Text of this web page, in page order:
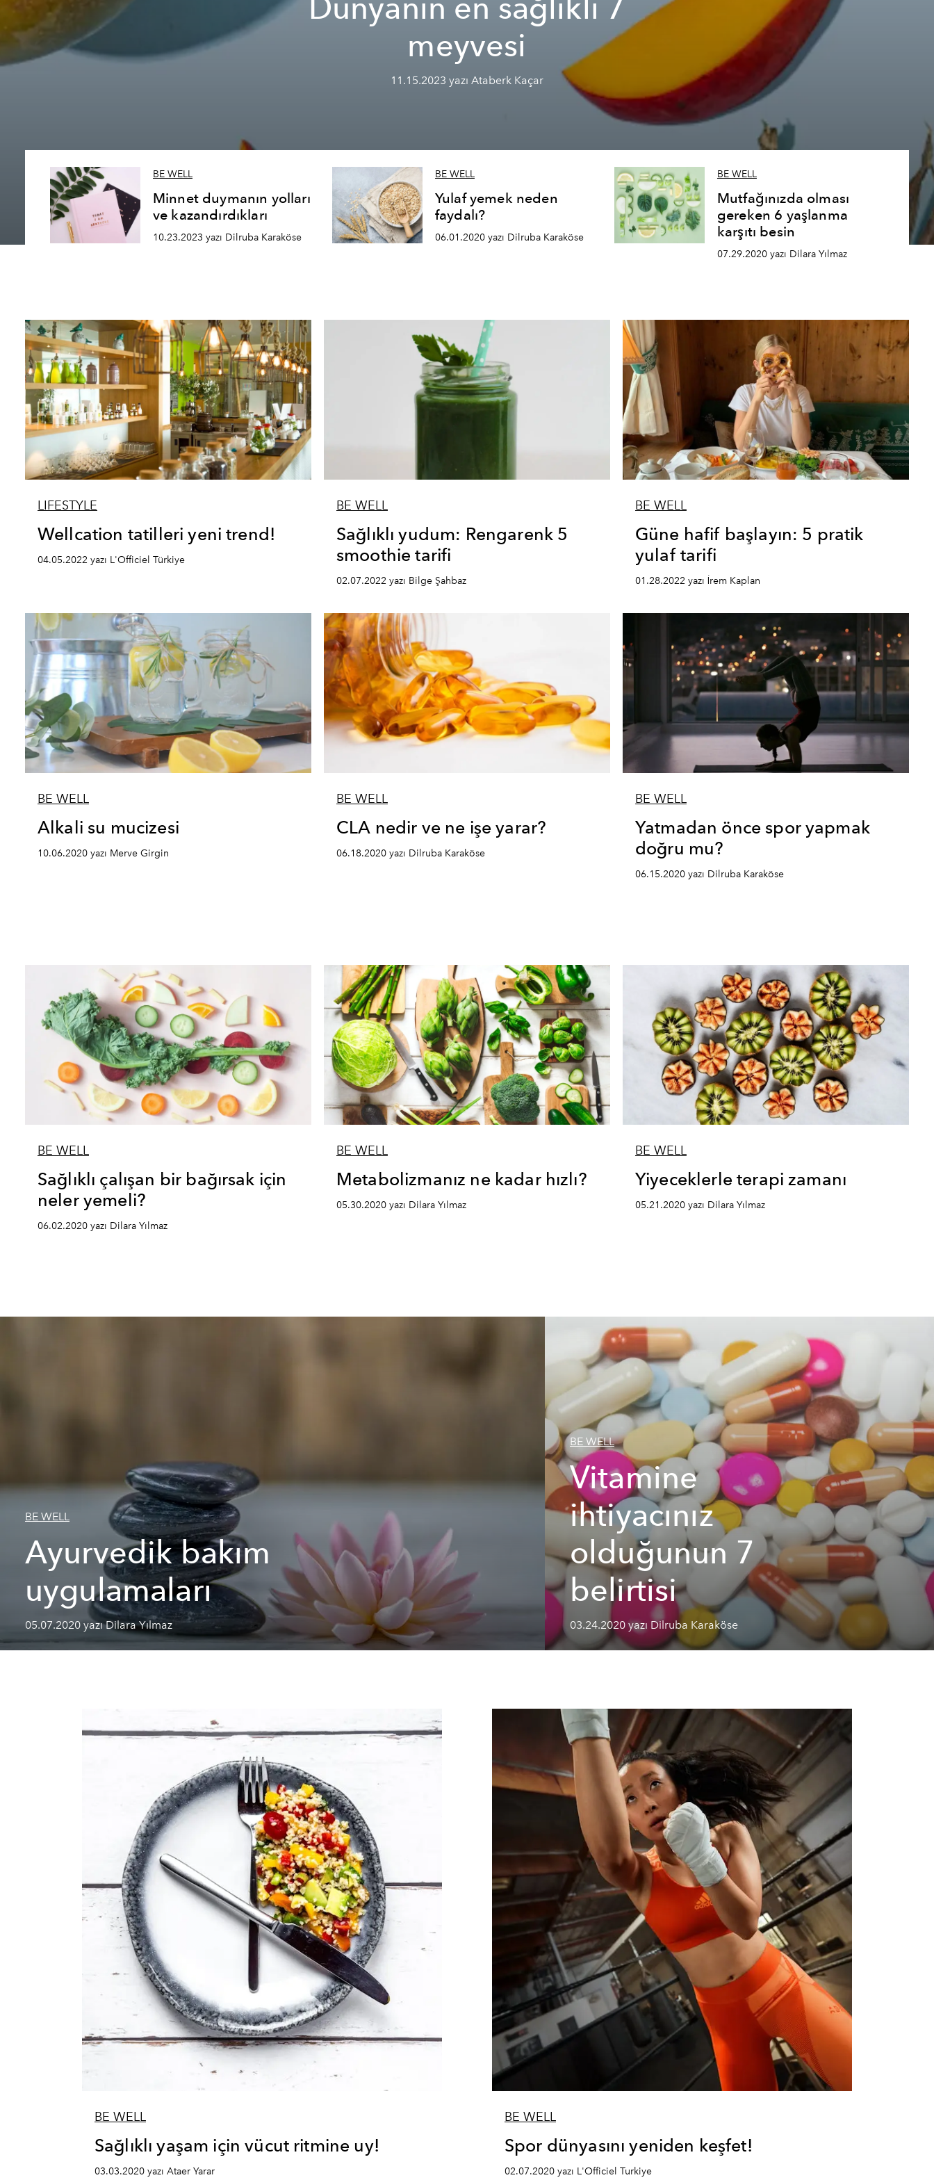
Dünyanın en sağlıklı 7
meyvesi
11.15.2023 yazı Ataberk Kaçar
BE WELL
Minnet duymanın yolları
ve kazandırdıkları
10.23.2023 yazı Dilruba Karaköse
BE WELL
Yulaf yemek neden
faydalı?
06.01.2020 yazı Dilruba Karaköse
BE WELL
Mutfağınızda olması
gereken 6 yaşlanma
karşıtı besin
07.29.2020 yazı Dilara Yılmaz
LIFESTYLE
Wellcation tatilleri yeni trend!
04.05.2022 yazı L'Officiel Türkiye
BE WELL
Sağlıklı yudum: Rengarenk 5
smoothie tarifi
02.07.2022 yazı Bilge Şahbaz
BE WELL
Güne hafif başlayın: 5 pratik
yulaf tarifi
01.28.2022 yazı İrem Kaplan
BE WELL
Alkali su mucizesi
10.06.2020 yazı Merve Girgin
BE WELL
CLA nedir ve ne işe yarar?
06.18.2020 yazı Dilruba Karaköse
BE WELL
Yatmadan önce spor yapmak
doğru mu?
06.15.2020 yazı Dilruba Karaköse
BE WELL
Sağlıklı çalışan bir bağırsak için
neler yemeli?
06.02.2020 yazı Dilara Yılmaz
BE WELL
Metabolizmanız ne kadar hızlı?
05.30.2020 yazı Dilara Yılmaz
BE WELL
Yiyeceklerle terapi zamanı
05.21.2020 yazı Dilara Yılmaz
BE WELL
Ayurvedik bakım
uygulamaları
05.07.2020 yazı Dilara Yılmaz
BE WELL
Vitamine
ihtiyacınız
olduğunun 7
belirtisi
03.24.2020 yazı Dilruba Karaköse
BE WELL
Sağlıklı yaşam için vücut ritmine uy!
03.03.2020 yazı Ataer Yarar
BE WELL
Spor dünyasını yeniden keşfet!
02.07.2020 yazı L'Officiel Turkiye